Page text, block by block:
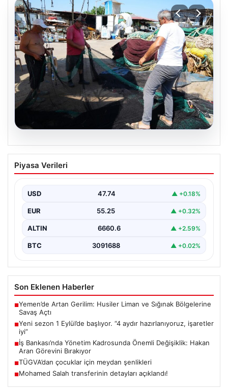
08.08.2026
Yeni sezon 1 Eylül’de başlıyor. “4 aydır
hazırlanıyoruz, işaretler iyi”
Piyasa Verileri
USD 47.74 ▲ +0.18%
EUR 55.25 ▲ +0.32%
ALTIN 6660.6 ▲ +2.59%
BTC 3091688 ▲ +0.02%
Son Eklenen Haberler
■Yemen’de Artan Gerilim: Husiler Liman ve Sığınak Bölgelerine
Savaş Açtı
■Yeni sezon 1 Eylül’de başlıyor. “4 aydır hazırlanıyoruz, işaretler
iyi”
■İş Bankası’nda Yönetim Kadrosunda Önemli Değişiklik: Hakan
Aran Görevini Bırakıyor
■TÜGVA’dan çocuklar için meydan şenlikleri
■Mohamed Salah transferinin detayları açıklandı!